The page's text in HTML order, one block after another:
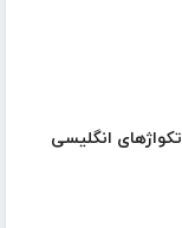
انگلیسی